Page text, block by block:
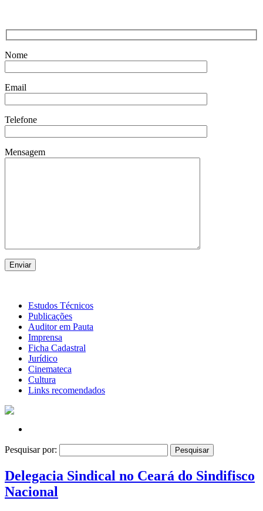
Nome
Email
Telefone
Mensagem
Estudos Técnicos
Publicações
Auditor em Pauta
Imprensa
Ficha Cadastral
Jurídico
Cinemateca
Cultura
Links recomendados
Pesquisar por:
Delegacia Sindical no Ceará do Sindifisco
Nacional